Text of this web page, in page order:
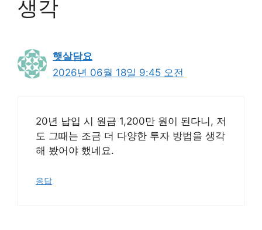
생각
햇살담요
2026년 06월 18일 9:45 오전
20년 납입 시 원금 1,200만 원이 된다니, 저
도 그때는 조금 더 다양한 투자 방법을 생각
해 봤어야 했네요.
응답